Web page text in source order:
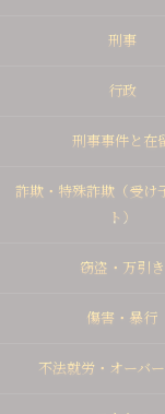
刑事
行政
刑事事件と在
詐欺・特殊詐欺（受け
ト）
窃盗・万引き
傷害・暴行
不法就労・オーバ